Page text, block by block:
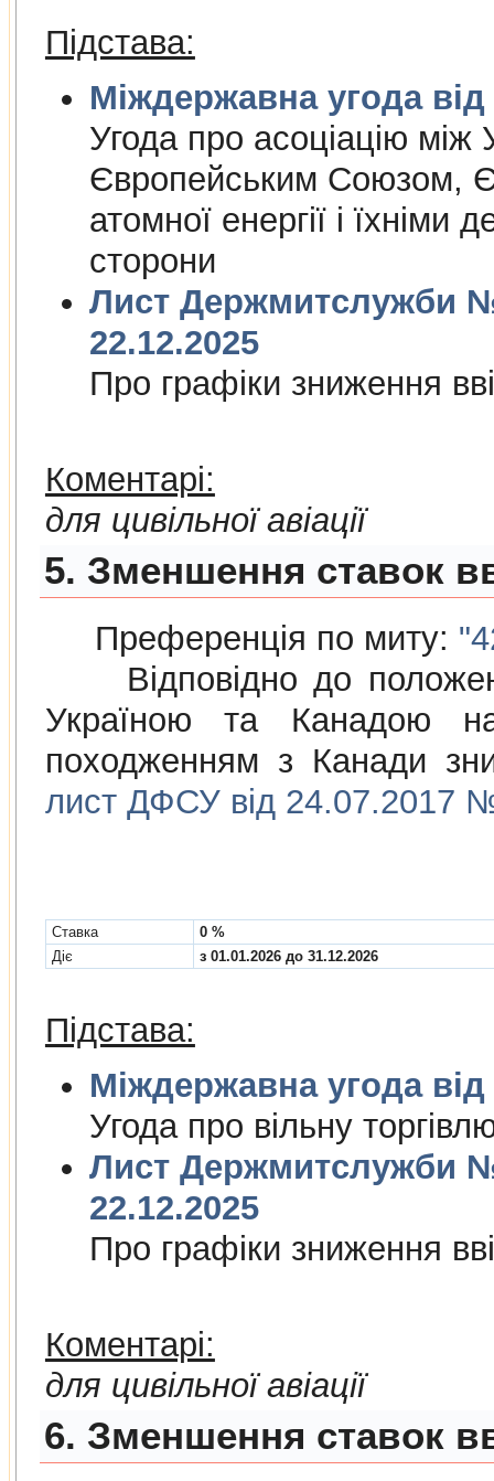
Підстава:
Угода про асоцiацiю мiж
Європейським Союзом,
атомної енергiї i їхнiми
сторони
Лист Держмитслужби №
22.12.2025
Про графiки зниження
Коментарі:
для цивільної авіації
5. Зменшення ставок
Преференція по миту:
Відповідно до
Україною та Канадою
походженням з Канади
лист ДФСУ від 24.07.2017
Cтавка
0 %
Діє
з 01.01.2026 до 31.12.2026
Підстава:
Угода про вiльну
Лист Держмитслужби №
22.12.2025
Про графiки зниження
Коментарі:
для цивільної авіації
6. Зменшення ставок